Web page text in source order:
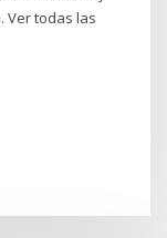
Ver todas las